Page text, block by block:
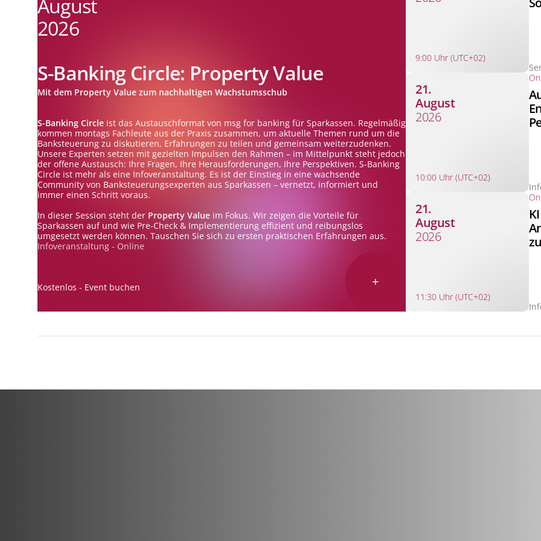
August
2026
S-Banking Circle: Property Value
Mit dem Property Value zum nachhaltigen Wachstumsschub
S-Banking Circleist das Austauschformat von msg for banking für Sparkassen. Regelmäßig
kommen montags Fachleute aus der Praxis zusammen, um aktuelle Themen rund um die
Banksteuerung zu diskutieren, Erfahrungen zu teilen und gemeinsam weiterzudenken.
Unsere Experten setzen mit gezielten Impulsen den Rahmen – im Mittelpunkt steht jedoch
der offene Austausch: Ihre Fragen, Ihre Herausforderungen, Ihre Perspektiven. S-Banking
Circle ist mehr als eine Infoveranstaltung. Es ist der Einstieg in eine wachsende
Community von Banksteuerungsexperten aus Sparkassen – vernetzt, informiert und
immer einen Schritt voraus.
In dieser Session steht der Property Valueim Fokus. Wir zeigen die Vorteile für
Sparkassen auf und wie Pre-Check & Implementierung effizient und reibungslos
umgesetzt werden können. Tauschen Sie sich zu ersten praktischen Erfahrungen aus.
Infoveranstaltung - Online
Kostenlos - Event buchen +
9:00 Uhr (UTC+02)
21.
August
2026
10:00 Uhr (UTC+02)
21.
August
2026
11:30 Uhr (UTC+02)